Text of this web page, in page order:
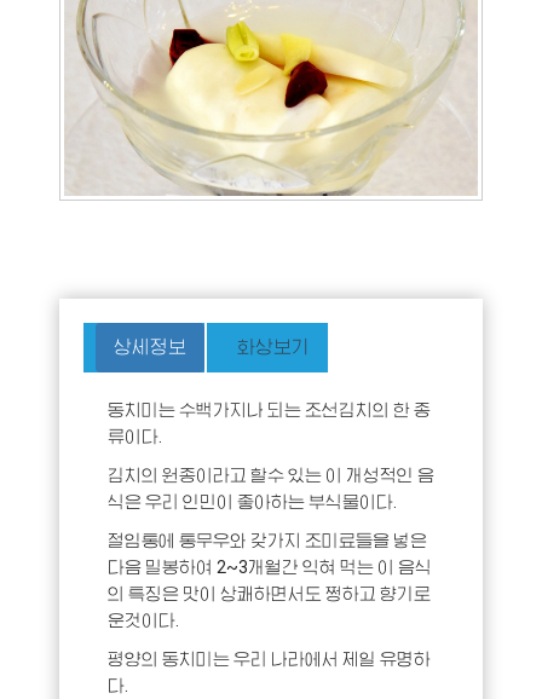
상세정보 화상보기
동치미는 수백가지나 되는 조선김치의 한 종
류이다.
김치의 원종이라고 할수 있는 이 개성적인 음
식은 우리 인민이 좋아하는 부식물이다.
절임통에 통무우와 갖가지 조미료들을 넣은
다음 밀봉하여 2~3개월간 익혀 먹는 이 음식
의 특징은 맛이 상쾌하면서도 쩡하고 향기로
운것이다.
평양의 동치미는 우리 나라에서 제일 유명하
다.